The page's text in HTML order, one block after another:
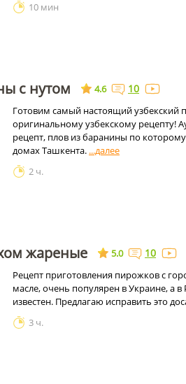
10 мин
с нутом 4.6 10
Готовим самый настоящий узбекский
оригинальному узбекскому рецепту!
рецепт, плов из баранины по
домах Ташкента.
2 ч.
жареные 5.0 10
Рецепт приготовления пирожков с
масле, очень популярен в Украине, а
известен. Предлагаю исправить это
3 ч.